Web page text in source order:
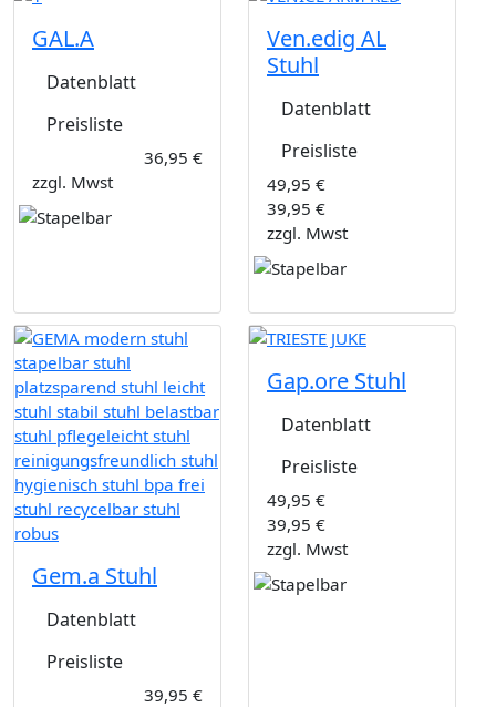
GAL.A
Datenblatt
Preisliste
36,95 €
zzgl. Mwst
Ven.edig AL
Stuhl
Datenblatt
Preisliste
49,95 €
39,95 €
zzgl. Mwst
Gem.a Stuhl
Datenblatt
Preisliste
39,95 €
Gap.ore Stuhl
Datenblatt
Preisliste
49,95 €
39,95 €
zzgl. Mwst